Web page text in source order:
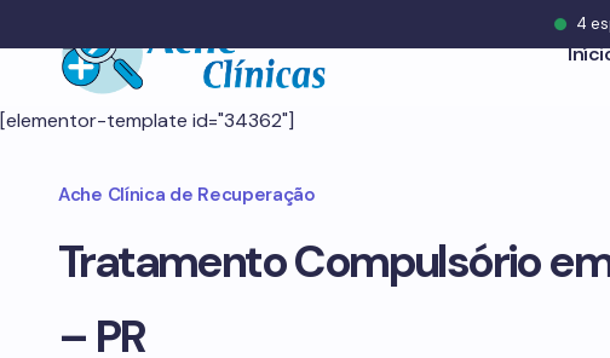
[elementor-template id="34362"]
Ache Clínica de Recuperação
Tratamento Compulsório
– PR
4